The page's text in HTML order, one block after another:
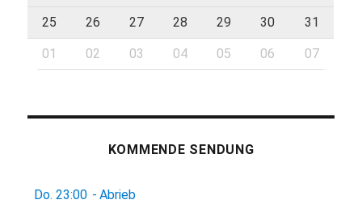
25 26 27 28 29 30 31
01 02 03 04 05 06 07
KOMMENDE SENDUNG
Do. 23:00 - Abrieb